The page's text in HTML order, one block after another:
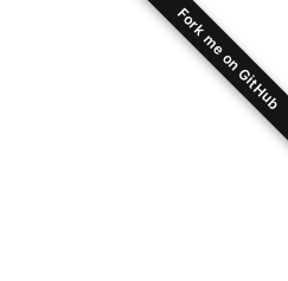
Fork me on GitHub